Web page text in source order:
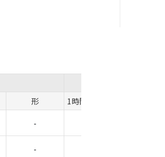
形 1時間料金(円)
-
-